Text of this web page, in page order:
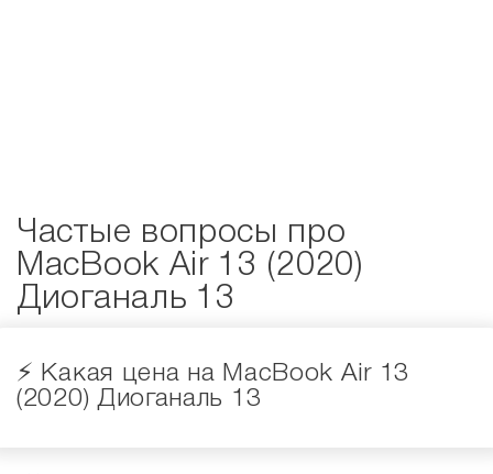
Частые вопросы про
MacBook Air 13 (2020)
Диоганаль 13
⚡️ Какая цена на MacBook Air 13
(2020) Диоганаль 13